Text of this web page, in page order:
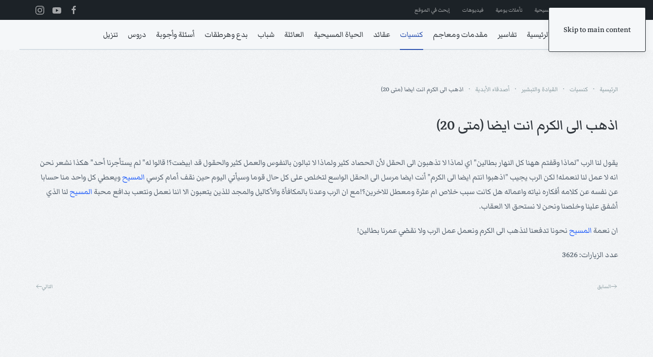
Skip to main content
إشترك في المراسلات ترانيم مسيحية تأملات يومية فيديوهات إبحث في الموقع
الرئيسية تفاسير مقدمات ومعاجم كنسيات عقائد الحياة المسيحية العائلة شباب بدع وهرطقات أسئلة وأجوبة دروس تنزيل
الرئيسية كنسيات القيادة والتبشير أصدقاء الأبدية اذهب الى الكرم انت ايضا (متى 20)
اذهب الى الكرم انت ايضا (متى 20)
يقول لنا الرب "لماذا وقفتم ههنا كل النهار بطالين" اي لماذا لا تذهبون الى الحقل لأن الحصاد كثير ولماذا لا تبالون بالنفوس والعمل كثير والحقول قد ابيضت؟! قالوا له" لم يستأجرنا أحد" هكذا نشعر نحن
انه لا عمل لنا لنعمله! لكن الرب يجيب "اذهبوا انتم ايضا الى الكرم" أنت ايضا مرسل الى الحقل الواسع لتخلص على كل حال قوما وسيأتي اليوم حين نقف أمام كرسي المسيحويعطي كل واحد منا حسابا
عن نفسه عن كلامه أفكاره نياته واعماله هل كانت سبب خلاص ام عثرة ومعطل للاخرين؟!مع ان الرب وعدنا بالمكافأة والأكاليل والمجد للذين يتعبون الا اننا نعمل ونتعب بدافع محبة المسيح لنا الذي
أشفق علينا وخلصنا ونحن لا نستحق الا العقاب.
ان نعمة المسيح نحونا تدفعنا لنذهب الى الكرم ونعمل عمل الرب ولا نقضي عمرنا بطالين!
عدد الزيارات: 3626
السابق التالي